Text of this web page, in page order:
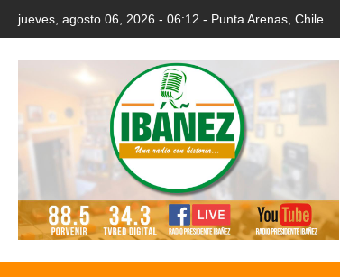
jueves, agosto 06, 2026 - 06:12 - Punta Arenas, Chile